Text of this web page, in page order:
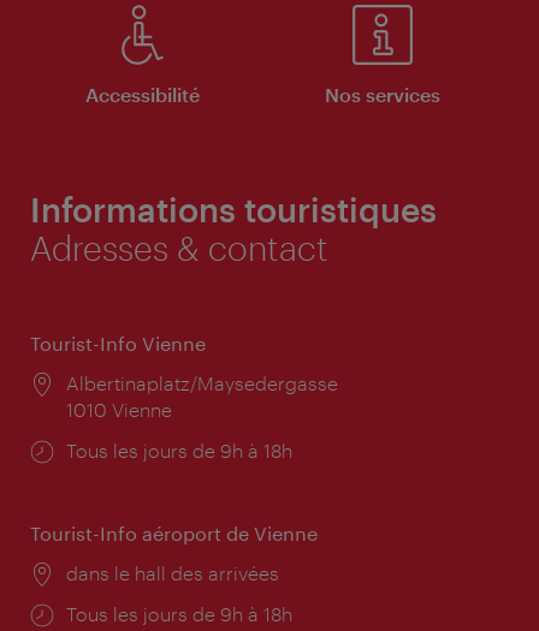
Accessibilité Nos services
Informations touristiques
Adresses & contact
Tourist-Info Vienne
Lieu:
Albertinaplatz/Maysedergasse
1010 Vienne
Horaires
Tous les jours de 9h à 18h
Tourist-Info aéroport de Vienne
Lieu:
dans le hall des arrivées
Horaires
Tous les jours de 9h à 18h